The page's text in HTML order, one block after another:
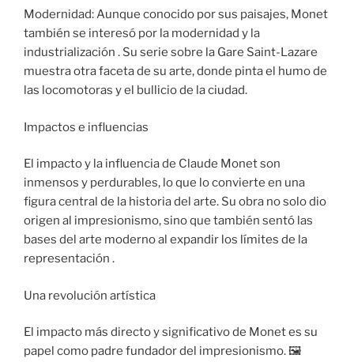
Modernidad: Aunque conocido por sus paisajes, Monet
también se interesó por la modernidad y la
industrialización . Su serie sobre la Gare Saint-Lazare
muestra otra faceta de su arte, donde pinta el humo de
las locomotoras y el bullicio de la ciudad.
Impactos e influencias
El impacto y la influencia de Claude Monet son
inmensos y perdurables, lo que lo convierte en una
figura central de la historia del arte. Su obra no solo dio
origen al impresionismo, sino que también sentó las
bases del arte moderno al expandir los límites de la
representación .
Una revolución artística
El impacto más directo y significativo de Monet es su
papel como padre fundador del impresionismo. 🖼 ️